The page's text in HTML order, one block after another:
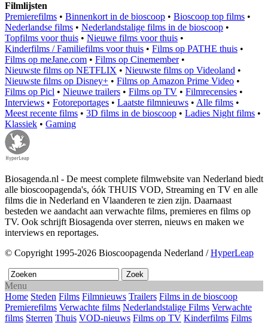
Filmlijsten
Premierefilms • Binnenkort in de bioscoop • Bioscoop top films •
Nederlandse films • Nederlandstalige films in de bioscoop •
Topfilms voor thuis • Nieuwe films voor thuis •
Kinderfilms / Familiefilms voor thuis • Films op PATHE thuis •
Films op meJane.com • Films op Cinemember•
Nieuwste films op NETFLIX • Nieuwste films op Videoland •
Nieuwste films op Disney+ • Films op Amazon Prime Video •
Films op Picl • Nieuwe trailers • Films op TV • Filmrecensies •
Interviews • Fotoreportages • Laatste filmnieuws • Alle films •
Meest recente films • 3D films in de bioscoop • Ladies Night films •
Klassiek • Gaming
Biosagenda.nl - De meest complete filmwebsite van Nederland biedt
alle bioscoopagenda's, óók THUIS VOD, Streaming en TV en alle
films die in Nederland en Vlaanderen te zien zijn. Daarnaast
besteden we aandacht aan verwachte films, premieres en films op
TV. Ook schrijft Biosagenda over sterren, nieuws en maken we
interviews en reportages.
© Copyright 1995-2026 Bioscoopagenda Nederland /HyperLeap
Menu
Home Steden Films Filmnieuws Trailers Films in de bioscoop
Premierefilms Verwachte films Nederlandstalige Films Verwachte
films Sterren Thuis VOD-nieuws Films op TV Kinderfilms Films